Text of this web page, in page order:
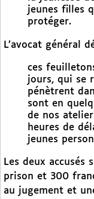
jeunes filles
protéger.
L’avocat général
ces
jours, qui se
pénètrent
sont en
de nos
heures de
jeunes
Les deux accusés
prison et 300
au jugement et